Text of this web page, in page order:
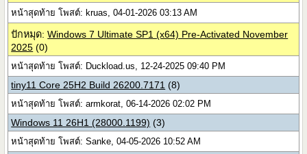
หน้าสุดท้าย โพสต์: kruas, 04-01-2026 03:13 AM
ปักหมุด:Windows 7 Ultimate SP1 (x64) Pre-Activated November
2025 (0)
หน้าสุดท้าย โพสต์: Duckload.us, 12-24-2025 09:40 PM
tiny11 Core 25H2 Build 26200.7171 (8)
หน้าสุดท้าย โพสต์: armkorat, 06-14-2026 02:02 PM
Windows 11 26H1 (28000.1199) (3)
หน้าสุดท้าย โพสต์: Sanke, 04-05-2026 10:52 AM